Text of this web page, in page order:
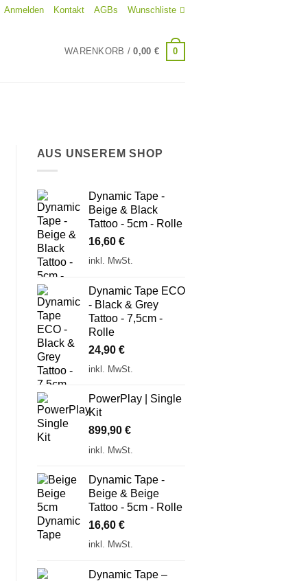
Anmelden Kontakt AGBs Wunschliste
WARENKORB /0,00 € 0
AUS UNSEREM SHOP
Dynamic Tape -
Beige & Black
Tattoo - 5cm - Rolle
16,60 €
inkl. MwSt.
Dynamic Tape ECO
- Black & Grey
Tattoo - 7,5cm -
Rolle
24,90 €
inkl. MwSt.
PowerPlay | Single
Kit
899,90 €
inkl. MwSt.
Dynamic Tape -
Beige & Beige
Tattoo - 5cm - Rolle
16,60 €
inkl. MwSt.
Dynamic Tape –